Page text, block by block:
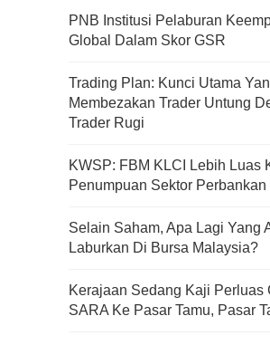
PNB Institusi Pelaburan
Global Dalam Skor GSR
Trading Plan: Kunci Utama
Membezakan Trader Untung
Trader Rugi
KWSP: FBM KLCI Lebih Luas
Penumpuan Sektor Perbankan
Selain Saham, Apa Lagi Yang
Laburkan Di Bursa Malaysia?
Kerajaan Sedang Kaji Perluas
SARA Ke Pasar Tamu, Pasar